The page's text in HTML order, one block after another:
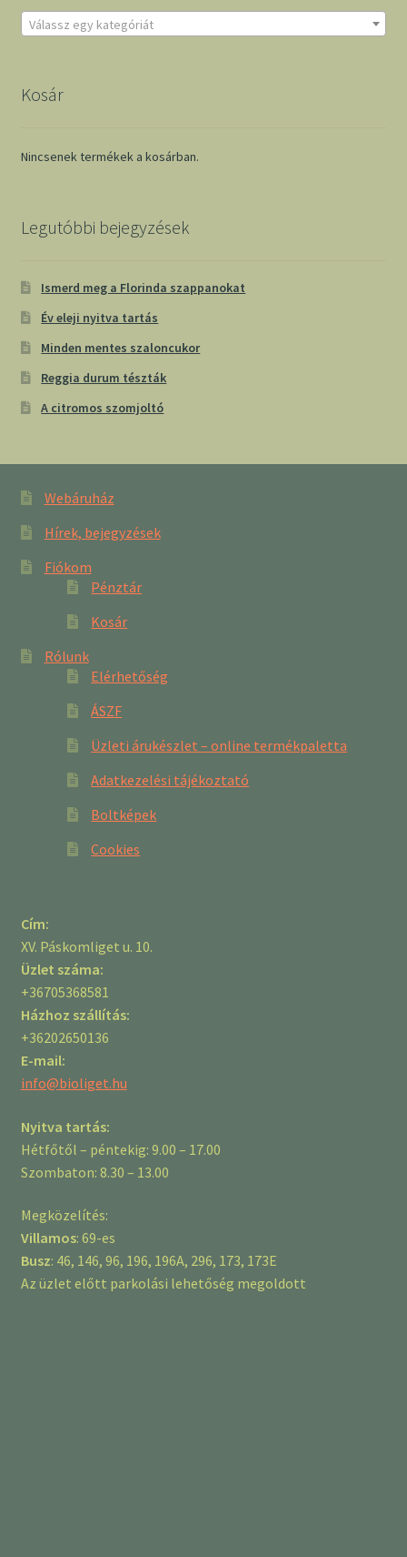
Válassz egy kategóriát
Kosár
Nincsenek termékek a kosárban.
Legutóbbi bejegyzések
Ismerd meg a Florinda szappanokat
Év eleji nyitva tartás
Minden mentes szaloncukor
Reggia durum tészták
A citromos szomjoltó
Webáruház
Hírek, bejegyzések
Fiókom
Pénztár
Kosár
Rólunk
Elérhetőség
ÁSZF
Üzleti árukészlet – online termékpaletta
Adatkezelési tájékoztató
Boltképek
Cookies
Cím:
XV. Páskomliget u. 10.
Üzlet száma:
+36705368581
Házhoz szállítás:
+36202650136
E-mail:
info@bioliget.hu
Nyitva tartás:
Hétfőtől – péntekig: 9.00 – 17.00
Szombaton: 8.30 – 13.00
Megközelítés:
Villamos: 69-es
Busz: 46, 146, 96, 196, 196A, 296, 173, 173E
Az üzlet előtt parkolási lehetőség megoldott